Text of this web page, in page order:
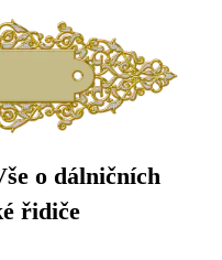
o dálničních
řidiče